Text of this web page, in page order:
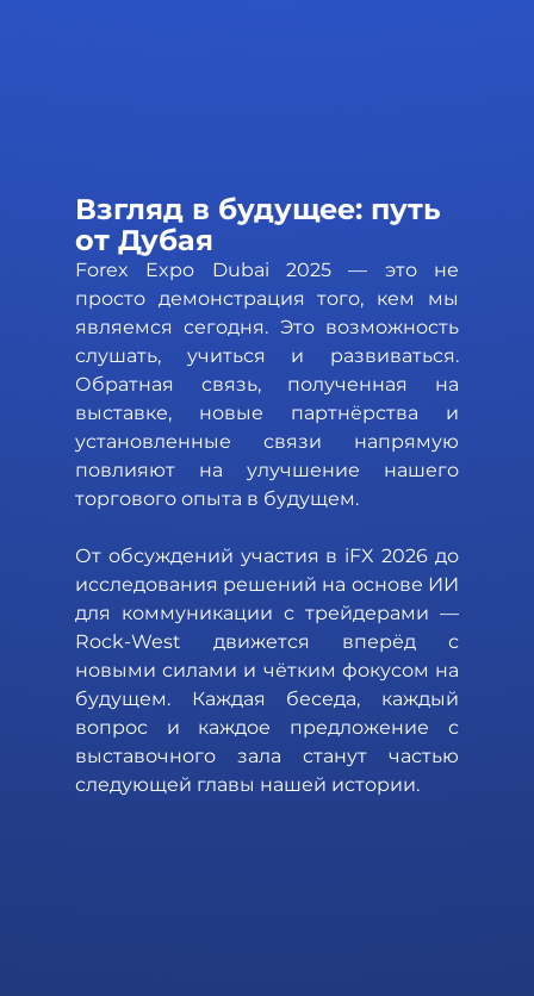
Взгляд в будущее: путь
от Дубая
Forex Expo Dubai 2025 — это не
просто демонстрация того, кем мы
являемся сегодня. Это возможность
слушать, учиться и развиваться.
Обратная связь, полученная на
выставке, новые партнёрства и
установленные связи напрямую
повлияют на улучшение нашего
торгового опыта в будущем.
От обсуждений участия в iFX 2026 до
исследования решений на основе ИИ
для коммуникации с трейдерами —
Rock-West движется вперёд с
новыми силами и чётким фокусом на
будущем. Каждая беседа, каждый
вопрос и каждое предложение с
выставочного зала станут частью
следующей главы нашей истории.